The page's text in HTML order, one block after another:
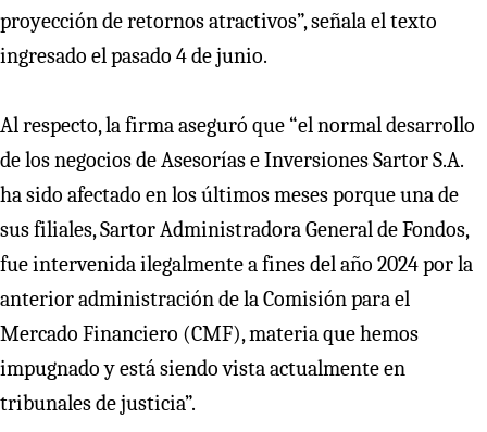
proyección de retornos atractivos”, señala el texto
ingresado el pasado 4 de junio.
Al respecto, la firma aseguró que “el normal desarrollo
de los negocios de Asesorías e Inversiones Sartor S.A.
ha sido afectado en los últimos meses porque una de
sus filiales, Sartor Administradora General de Fondos,
fue intervenida ilegalmente a fines del año 2024 por la
anterior administración de la Comisión para el
Mercado Financiero (CMF), materia que hemos
impugnado y está siendo vista actualmente en
tribunales de justicia”.